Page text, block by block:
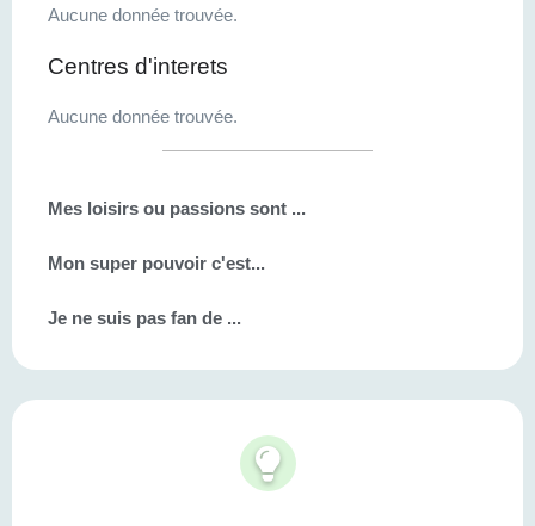
Aucune donnée trouvée.
Centres d'interets
Aucune donnée trouvée.
Mes loisirs ou passions sont ...
Mon super pouvoir c'est...
Je ne suis pas fan de ...